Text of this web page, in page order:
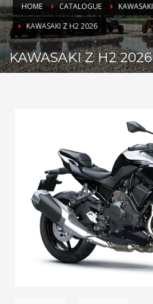
HOME CATALOGUE KAWASAKI
KAWASAKI Z H2 2026
KAWASAKI Z H2 2026